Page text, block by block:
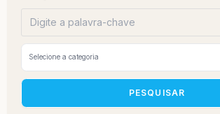
PESQUISAR